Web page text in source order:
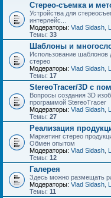
Стерео-съемка и
Устройства для
интерлейс...
Модераторы: Vlad Sidash
Темы: 33
Шаблоны и
Использование шаблонов
стерео
Модераторы: Vlad Sidash
Темы: 17
StereoTracer/3D с
Вопросы создания 3D
программой StereoTracer
Модераторы: Vlad Sidash
Темы: 27
Реализация
Маркетинг стерео
Обмен опытом
Модераторы: Vlad Sidash
Темы: 12
Галерея
Здесь можно размещать
Модераторы: Vlad Sidash
Темы: 11